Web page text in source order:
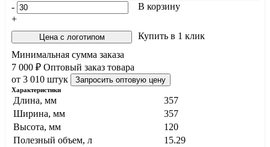
Характеристики
Длина, мм
357
Ширина, мм
357
Высота, мм
120
Полезный объем, л
15.29
-
+
В корзину
Цена с логотипом
Купить в 1 клик
Минимальная сумма заказа
7 000 ₽ Оптовый заказ товара
от 3 010 штук
Запросить оптовую цену